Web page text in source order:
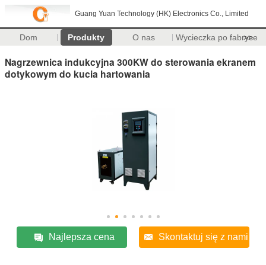
Guang Yuan Technology (HK) Electronics Co., Limited
Dom Produkty O nas Wycieczka po fabryce
>>
Nagrzewnica indukcyjna 300KW do sterowania ekranem
dotykowym do kucia hartowania
Najlepsza cena Skontaktuj się z nami